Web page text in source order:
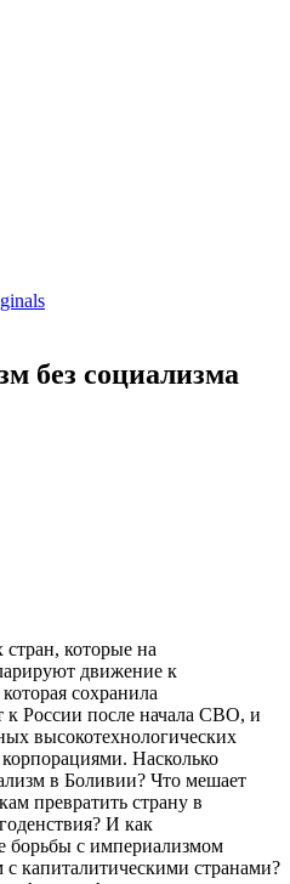
без социализма
которые на
движение к
сохранила
России после начала СВО, и
высокотехнологических
Насколько
в Боливии? Что мешает
превратить страну в
И как
борьбы с империализмом
с капиталитическими странами?